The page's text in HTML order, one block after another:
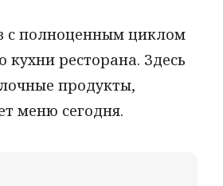
с полноценным циклом
ресторана. Здесь
продукты,
меню сегодня.